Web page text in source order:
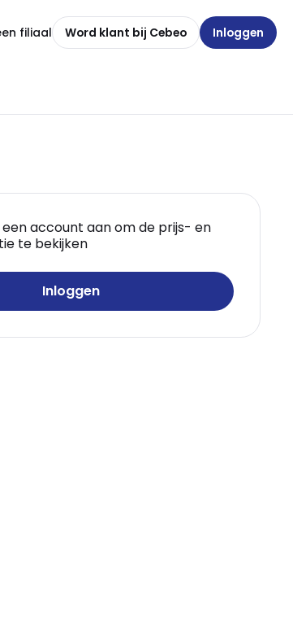
filiaal Word klant bij Cebeo Inloggen
een account aan om de prijs- en
te bekijken
Inloggen